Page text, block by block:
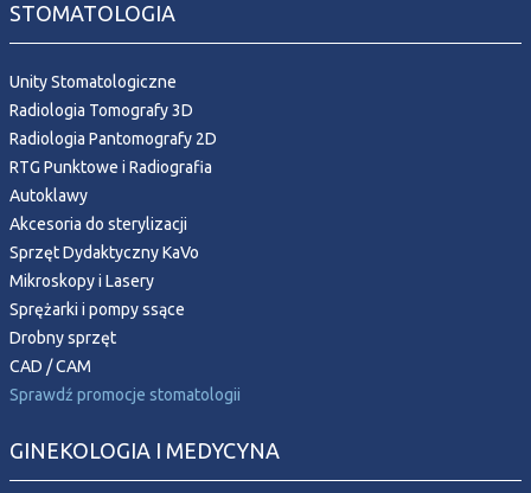
STOMATOLOGIA
Unity Stomatologiczne
Radiologia Tomografy 3D
Radiologia Pantomografy 2D
RTG Punktowe i Radiografia
Autoklawy
Akcesoria do sterylizacji
Sprzęt Dydaktyczny KaVo
Mikroskopy i Lasery
Sprężarki i pompy ssące
Drobny sprzęt
CAD / CAM
Sprawdź promocje stomatologii
GINEKOLOGIA I MEDYCYNA